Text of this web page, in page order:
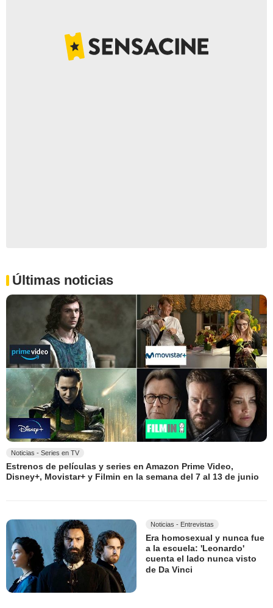
Últimas noticias
Noticias - Series en TV
Estrenos de películas y series en Amazon Prime Video,
Disney+, Movistar+ y Filmin en la semana del 7 al 13 de junio
Noticias - Entrevistas
Era homosexual y nunca fue
a la escuela: 'Leonardo'
cuenta el lado nunca visto
de Da Vinci